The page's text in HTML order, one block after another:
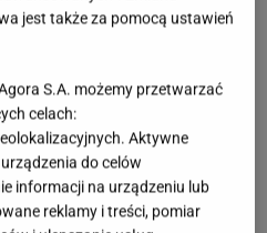
Pieńkowska
i Małgorzata
najbardziej artystycznych
artystyczne w
jest także za pomocą ustawień
S.A. możemy przetwarzać
celach:
Aktywne
do celów
informacji na urządzeniu lub
reklamy i treści, pomiar